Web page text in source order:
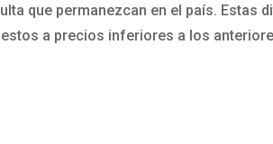
que permanezcan en el país. Estas
a precios inferiores a los